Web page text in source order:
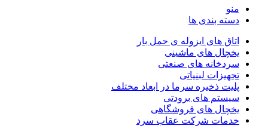
منو
دسته بندی ها
اتاق های ایزوله ی حمل بار
یخچال های ماشینی
سردخانه های صنعتی
تجهیزات لبنیاتی
پلیت ذخیره سرما در ابعاد مختلف
سیستم های برودتی
یخچال های فروشگاهی
خدمات شرکت عقاب سرد